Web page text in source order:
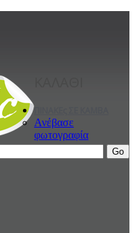
Ανέβασε
φωτογραφία